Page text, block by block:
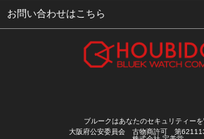
修理依頼
お気に入り
会社概要
お問い合わせはこちら
ブルークはあなたのセキュリティー
大阪府公安委員会 古物商許可 第